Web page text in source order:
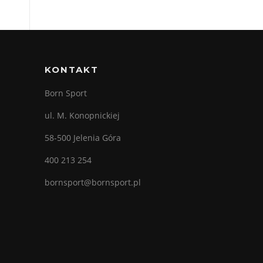
KONTAKT
Born Sport
ul. M. Konopnickiej
58-500 Jelenia Góra
400 213 254
bornsport@bornsport.pl